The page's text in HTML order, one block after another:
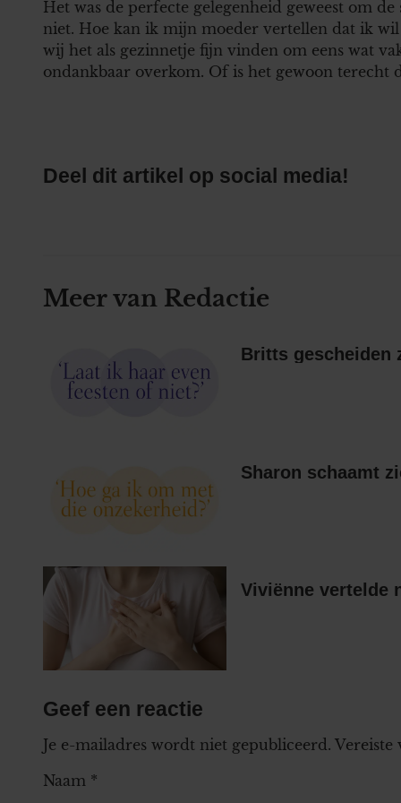
Het was de perfecte gelegenheid geweest om
niet. Hoe kan ik mijn moeder vertellen dat ik
wij het als gezinnetje fijn vinden om eens wat
ondankbaar overkom. Of is het gewoon terecht
Deel dit artikel op social media!
Meer van Redactie
Sharon schaamt
Viviënne vertelde
Geef een reactie
Je e-mailadres wordt niet gepubliceerd. Vereiste
Naam *